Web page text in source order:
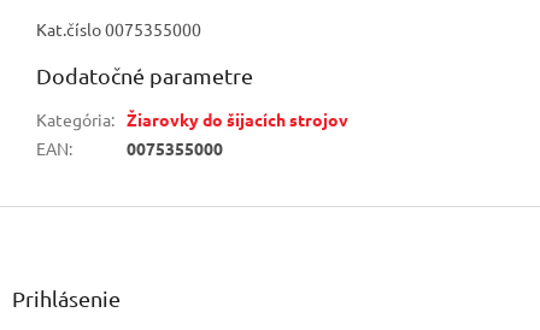
Kat.číslo 0075355000
Dodatočné parametre
Kategória: Žiarovky do šijacích strojov
EAN: 0075355000
Prihlásenie